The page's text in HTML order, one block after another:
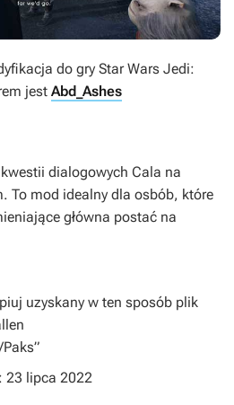
do gry Star Wars Jedi:
jest Abd_Ashes
dialogowych Cala na
To mod idealny dla osbób, które
główna postać na
uzyskany w ten sposób plik
23 lipca 2022